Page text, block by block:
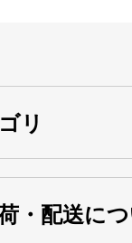
リ
・配送に